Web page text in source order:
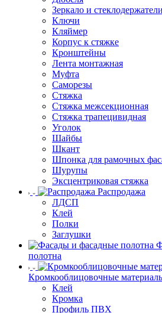
Зеркало и стеклодержатели
Ключи
Кляймер
Корпус к стяжке
Кронштейны
Лента монтажная
Муфта
Саморезы
Стяжка
Стяжка межсекционная
Стяжка трапецивидная
Уголок
Шайбы
Шкант
Шпонка для рамочных
Шурупы
Эксцентриковая стяжка
Распродажа
ЛДСП
Клей
Полки
Заглушки
полотна
Кромкооблицовочные
Клей
Кромка
Профиль ПВХ